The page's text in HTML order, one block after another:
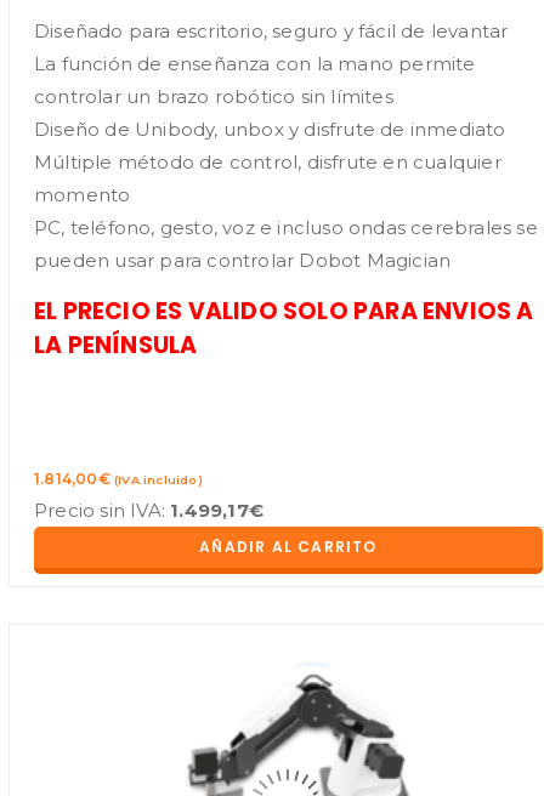
Diseñado para escritorio, seguro y fácil de levantar
La función de enseñanza con la mano permite
controlar un brazo robótico sin límites
Diseño de Unibody, unbox y disfrute de inmediato
Múltiple método de control, disfrute en cualquier
momento
PC, teléfono, gesto, voz e incluso ondas cerebrales se
pueden usar para controlar Dobot Magician
EL PRECIO ES VALIDO SOLO PARA ENVIOS A
LA PENÍNSULA
1.814,00€ (IVA incluido)
Precio sin IVA: 1.499,17€
AÑADIR AL CARRITO